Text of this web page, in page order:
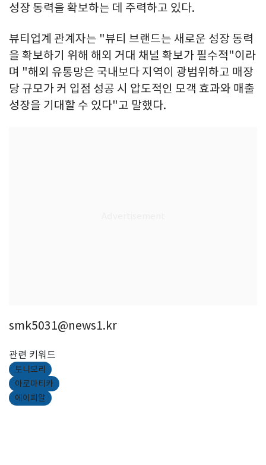
성장 동력을 확보하는 데 주력하고 있다.
뷰티업계 관계자는 "뷰티 브랜드는 새로운 성장 동력
을 확보하기 위해 해외 거대 채널 확보가 필수적"이라
며 "해외 유통망은 국내보다 지역이 광범위하고 매장
당 규모가 커 입점 성공 시 압도적인 모객 효과와 매출
성장을 기대할 수 있다"고 말했다.
smk5031@news1.kr
관련 키워드
토니모리
아로마티카
에이피알